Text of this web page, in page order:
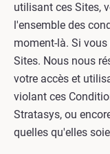
utilisant ces Sites,
l'ensemble des
moment-là. Si
Sites. Nous nous
votre accès et
violant ces
Stratasys, ou
quelles qu'elles